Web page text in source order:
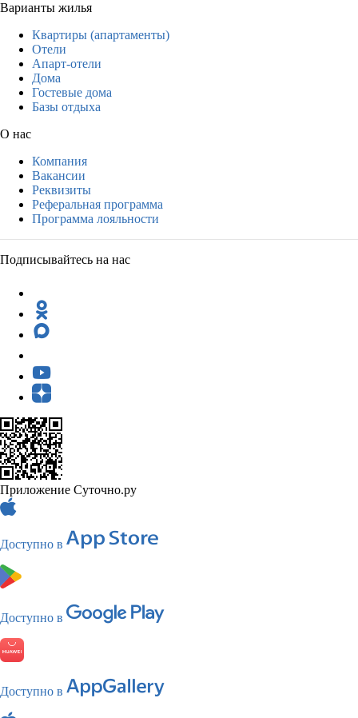
Варианты жилья
Квартиры (апартаменты)
Отели
Апарт-отели
Дома
Гостевые дома
Базы отдыха
О нас
Компания
Вакансии
Реквизиты
Реферальная программа
Программа лояльности
Подписывайтесь на нас
Приложение Суточно.ру
Доступно в
Доступно в
Доступно в